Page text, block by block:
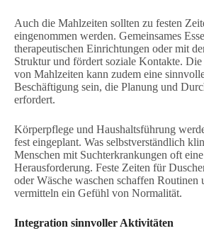
Auch die Mahlzeiten sollten zu festen
eingenommen werden. Gemeinsames
therapeutischen Einrichtungen oder mit
Struktur und fördert soziale Kontakte.
von Mahlzeiten kann zudem eine
Beschäftigung sein, die Planung und
erfordert.
Körperpflege und Haushaltsführung
fest eingeplant. Was selbstverständlich
Menschen mit Suchterkrankungen oft eine
Herausforderung. Feste Zeiten für
oder Wäsche waschen schaffen Routinen
vermitteln ein Gefühl von Normalität.
Integration sinnvoller Aktivitäten